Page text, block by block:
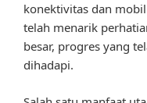
konektivitas dan
telah menarik
besar, progres yang
dihadapi.